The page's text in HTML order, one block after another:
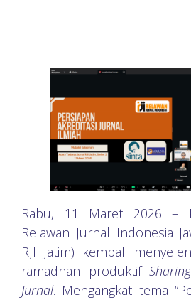
Rabu, 11 Maret 2026 –
Relawan Jurnal Indonesia
RJI Jatim) kembali
ramadhan produktif
Jurnal. Mengangkat tema